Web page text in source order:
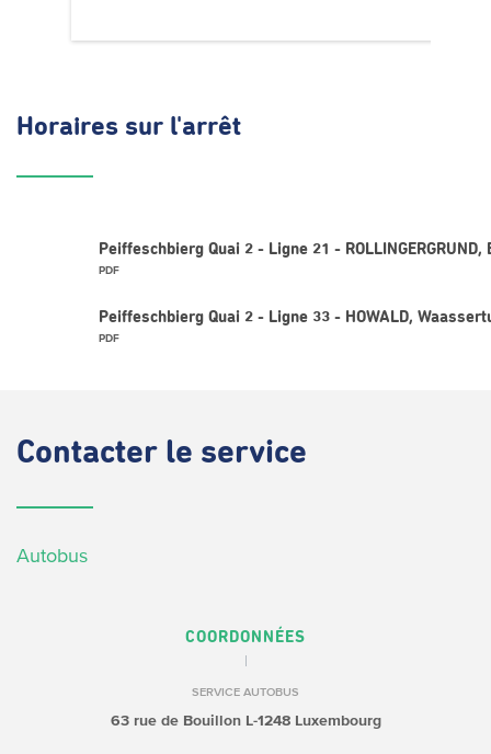
Horaires sur l'arrêt
Peiffeschbierg Quai 2 - Ligne 21 -
PDF
Peiffeschbierg Quai 2 - Ligne 33 - HOWALD,
PDF
Contacter le service
Autobus
COORDONNÉES
SERVICE AUTOBUS
63 rue de BouillonL-1248 Luxembourg